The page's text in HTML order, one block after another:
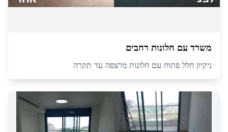
משרד עם חלונות רחבים
ניקיון חלל פתוח עם חלונות מרצפה עד תקרה